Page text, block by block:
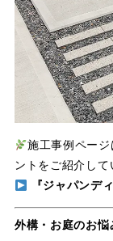
施工事例ページ
ントをご紹介して
『ジャパンデ
外構・お庭のお悩